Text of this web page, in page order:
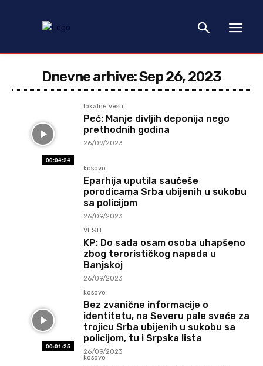
Dnevne arhive: Sep 26, 2023
00:04:24
lokalne vesti
Peć: Manje divljih deponija nego
prethodnih godina
26/09/2023
kosovo
Eparhija uputila saučeše
porodicama Srba ubijenih u sukobu
sa policijom
26/09/2023
VESTI
KP: Do sada osam osoba uhapšeno
zbog terorističkog napada u
Banjskoj
26/09/2023
00:01:25
kosovo
Bez zvanične informacije o
identitetu, na Severu pale sveće za
trojicu Srba ubijenih u sukobu sa
policijom, tu i Srpska lista
26/09/2023
kosovo